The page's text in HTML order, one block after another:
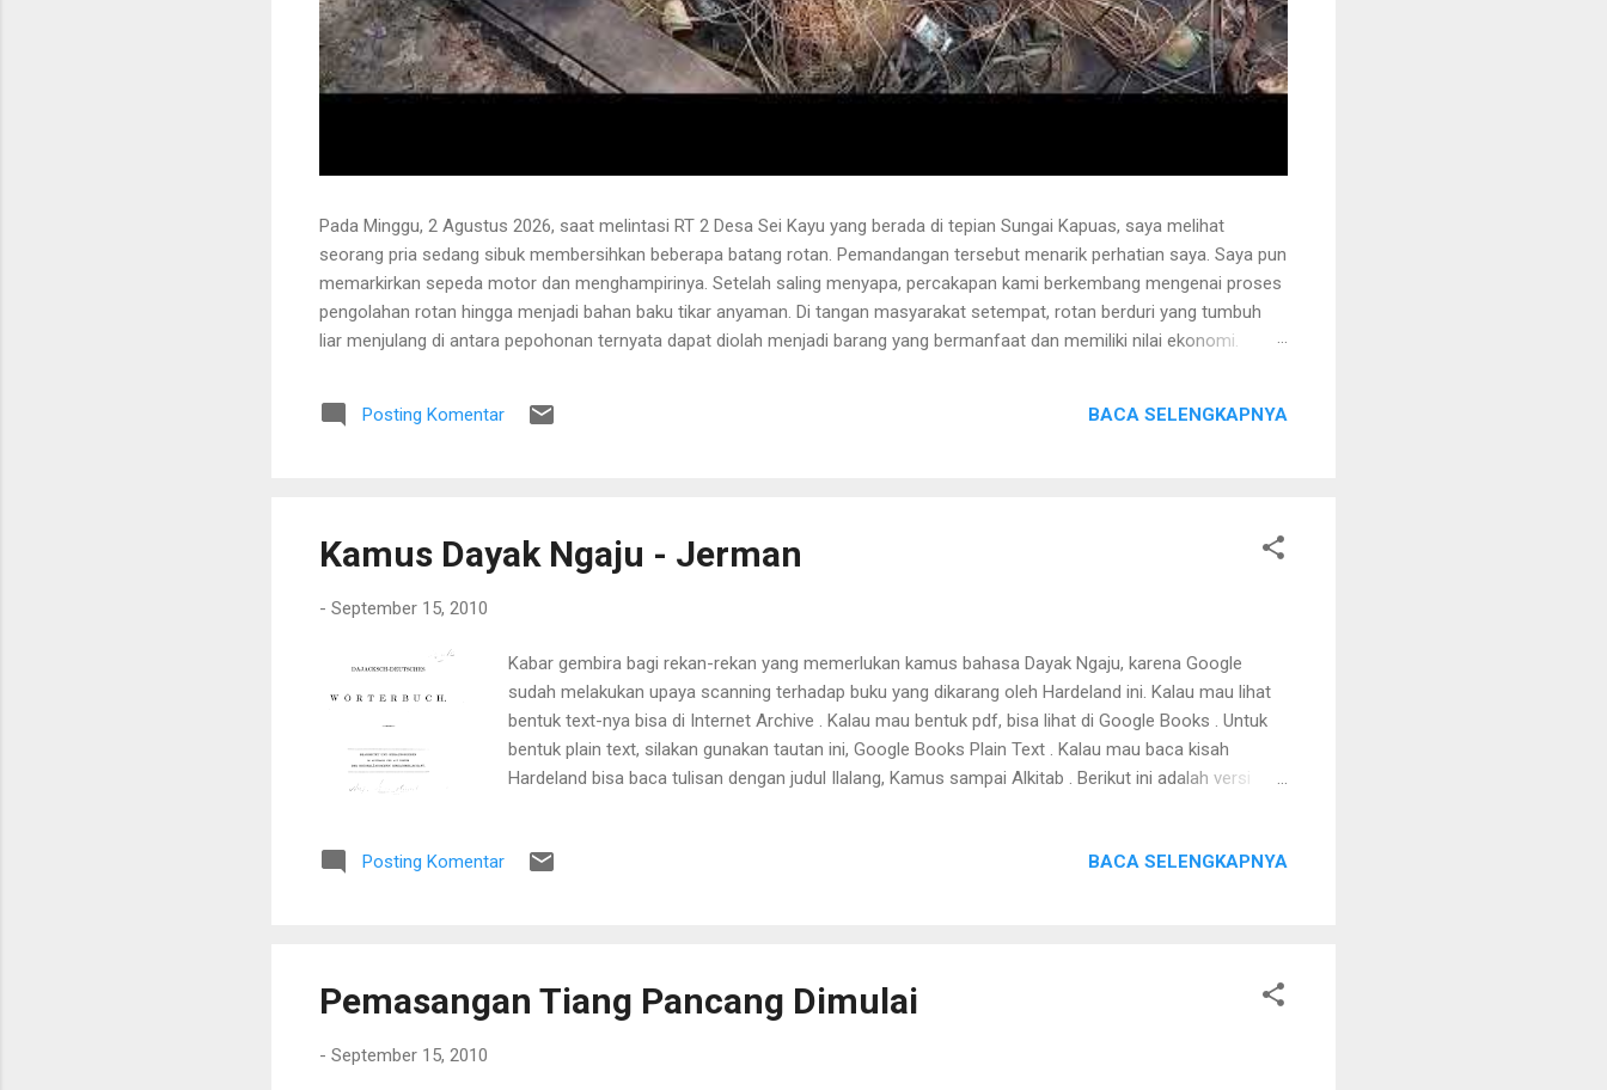
Pada Minggu, 2 Agustus 2026, saat melintasi RT 2 Desa Sei Kayu yang berada di tepian Sungai Kapuas, saya melihat
seorang pria sedang sibuk membersihkan beberapa batang rotan. Pemandangan tersebut menarik perhatian saya. Saya pun
memarkirkan sepeda motor dan menghampirinya. Setelah saling menyapa, percakapan kami berkembang mengenai proses
pengolahan rotan hingga menjadi bahan baku tikar anyaman. Di tangan masyarakat setempat, rotan berduri yang tumbuh
liar menjulang di antara pepohonan ternyata dapat diolah menjadi barang yang bermanfaat dan memiliki nilai ekonomi.
Tanaman itu diperkirakan telah berusia sekitar sepuluh tahun. Rotan dikenal memiliki banyak duri sehingga tidak mudah
untuk ditarik dan dipanen. Menurutnya, sebelum menarik rotan, duri-duri pada bagian batang yang akan dipegang harus
Posting Komentar BACA SELENGKAPNYA
Kamus Dayak Ngaju - Jerman
- September 15, 2010
Kabar gembira bagi rekan-rekan yang memerlukan kamus bahasa Dayak Ngaju, karena Google
sudah melakukan upaya scanning terhadap buku yang dikarang oleh Hardeland ini. Kalau mau lihat
bentuk text-nya bisa di Internet Archive . Kalau mau bentuk pdf, bisa lihat di Google Books . Untuk
bentuk plain text, silakan gunakan tautan ini, Google Books Plain Text . Kalau mau baca kisah
Hardeland bisa baca tulisan dengan judul Ilalang, Kamus sampai Alkitab . Berikut ini adalah versi
Posting Komentar BACA SELENGKAPNYA
Pemasangan Tiang Pancang Dimulai
- September 15, 2010